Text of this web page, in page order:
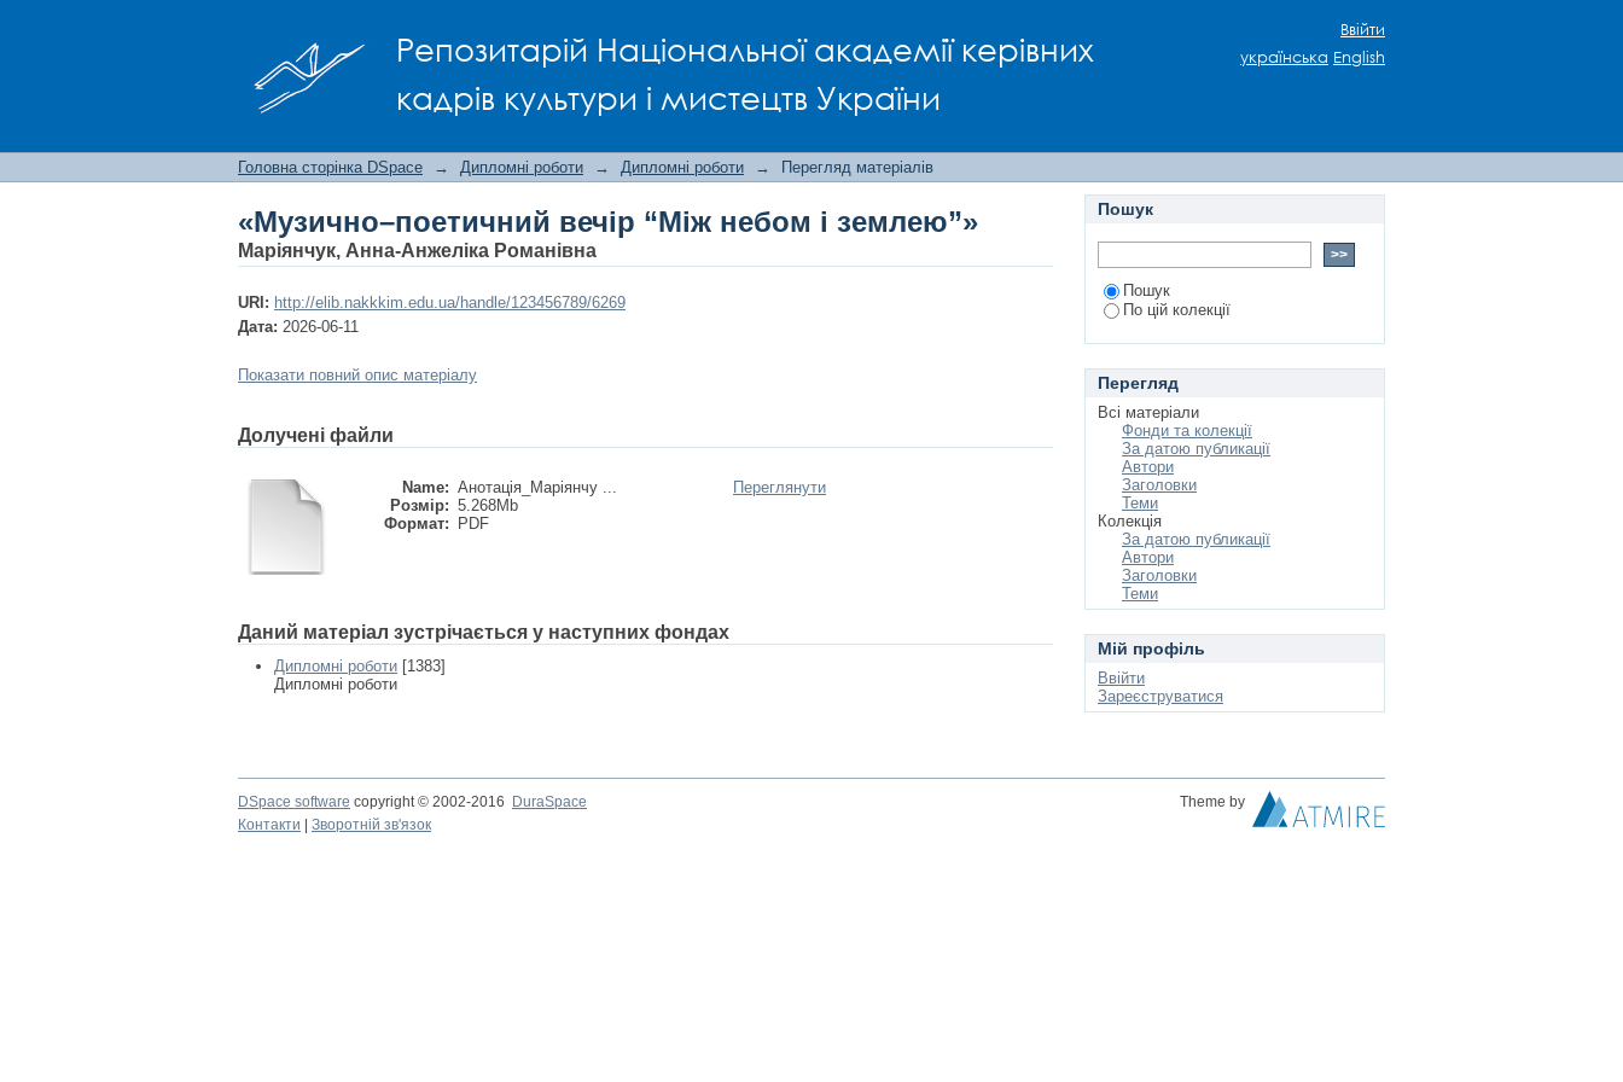
Репозитарій Національної академії керівних
кадрів культури і мистецтв України
Ввійти
українська English
Головна сторінка DSpace → Дипломні роботи → Дипломні роботи → Перегляд матеріалів
«Музично–поетичний вечір “Між небом і землею”»
Маріянчук, Анна-Анжеліка Романівна
URI: http://elib.nakkkim.edu.ua/handle/123456789/6269
Дата: 2026-06-11
Показати повний опис матеріалу
Долучені файли
Name: Анотація_Маріянчу ...
Розмір: 5.268Mb
Формат:
PDF
Переглянути
Даний матеріал зустрічається у наступних фондах
Дипломні роботи [1383]
Дипломні роботи
Пошук
Пошук
По цій колекції
Перегляд
Всі матеріали
Фонди та колекції
За датою публикації
Автори
Заголовки
Теми
Колекція
За датою публикації
Автори
Заголовки
Теми
Мій профіль
Ввійти
Зареєструватися
DSpace software copyright © 2002-2016 DuraSpace
Theme by
Контакти
Зворотній зв'язок